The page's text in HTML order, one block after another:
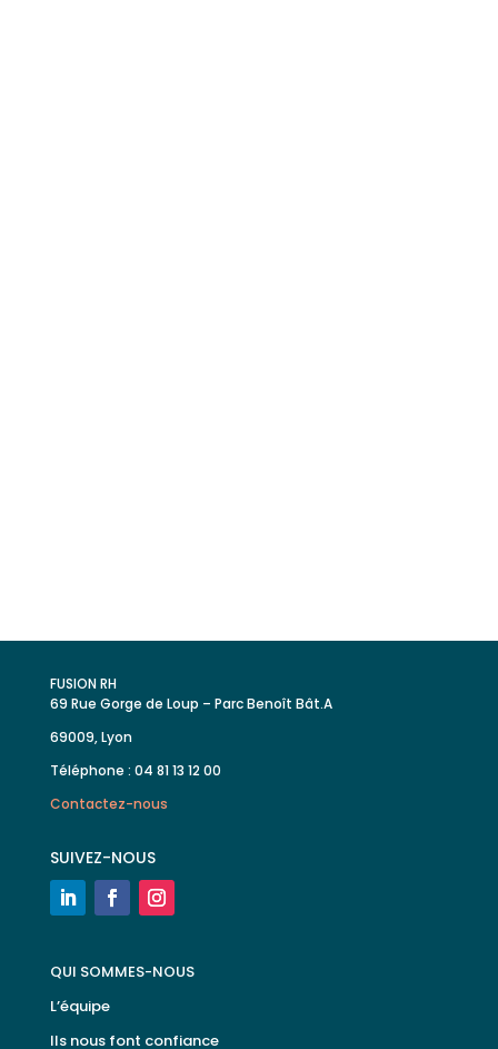
FUSION RH
69 Rue Gorge de Loup – Parc Benoît Bât.A
69009, Lyon
Téléphone : 04 81 13 12 00
Contactez-nous
SUIVEZ-NOUS
QUI SOMMES-NOUS
L’équipe
Ils nous font confiance